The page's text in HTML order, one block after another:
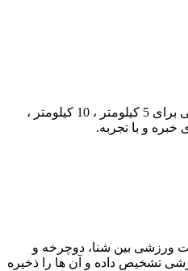
قابلیت دریافت برنامه های تمرینی برای 5 کیلومتر ، 10 کیلومتر ،
خبره و با تجربه.
ورزشی بین شنا، دوچرخه و
تشخیص داده و آن ها را ذخیره